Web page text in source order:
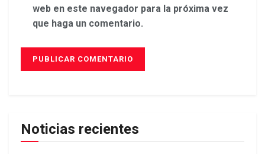
web en este navegador para la próxima vez
que haga un comentario.
Noticias recientes